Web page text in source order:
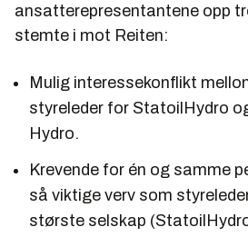
ansatterepresentantene opp
stemte i mot Reiten:
Mulig interessekonflikt
styreleder for StatoilHydro
Hydro.
Krevende for én og samme
så viktige verv som
største selskap